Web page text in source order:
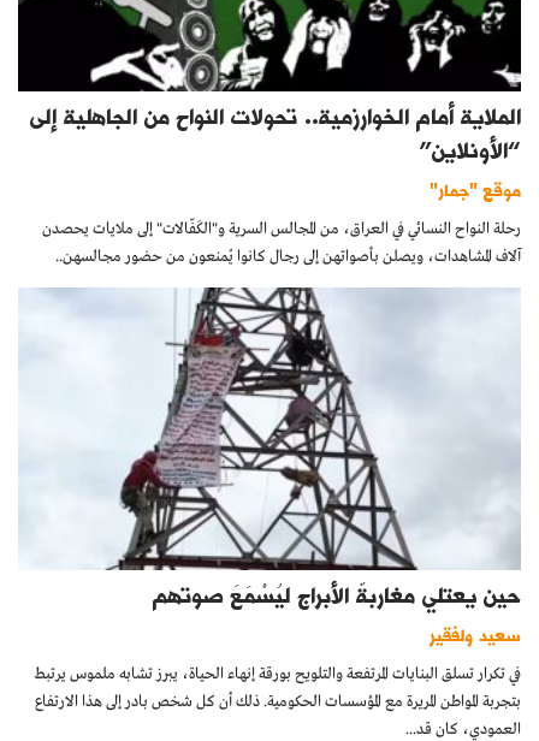
الملاية أمام الخوارزمية.. تحولات النواح من الجاهلية إلى
“الأونلاين”
موقع "جمار"
رحلة النواح النسائي في العراق، من المجالس السرية و"الكَفّالات" إلى ملايات يحصدن
آلاف المشاهدات، ويصلن بأصواتهن إلى رجال كانوا يُمنعون من حضور مجالسهن..
حين يعتلي مغاربةٌ الأبراج ليُسْمَعَ صوتهم
سعيد ولفقير
في تكرار تسلق البنايات المرتفعة والتلويح بورقة إنهاء الحياة، يبرز تشابه ملموس يرتبط
بتجربة المواطن المريرة مع المؤسسات الحكومية. ذلك أن كل شخص بادر إلى هذا الارتفاع
العمودي، كان قد...